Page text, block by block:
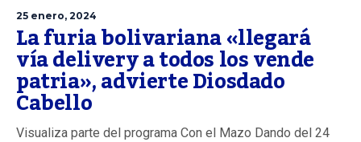
25 enero, 2024
La furia bolivariana «llegará
vía delivery a todos los vende
patria», advierte Diosdado
Cabello
Visualiza parte del programa Con el Mazo Dando del 24